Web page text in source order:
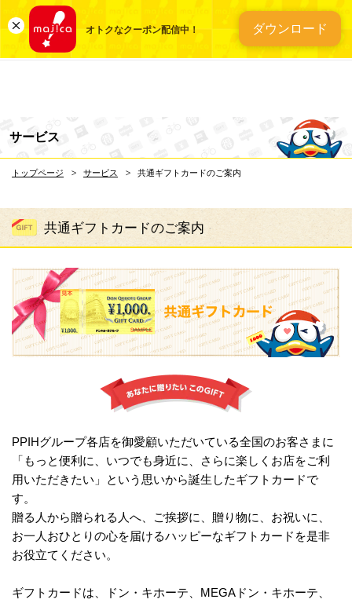
オトクなクーポン配信中！ ダウンロード
総合ディスカウント
サービス
トップページ サービス 共通ギフトカードのご案内
共通ギフトカードのご案内
PPIHグループ各店を御愛顧いただいている全国のお客さまに
「もっと便利に、いつでも身近に、さらに楽しくお店をご利
用いただきたい」という思いから誕生したギフトカードで
す。
贈る人から贈られる人へ、ご挨拶に、贈り物に、お祝いに、
お一人おひとりの心を届けるハッピーなギフトカードを是非
お役立てください。
ギフトカードは、ドン・キホーテ、MEGAドン・キホーテ、